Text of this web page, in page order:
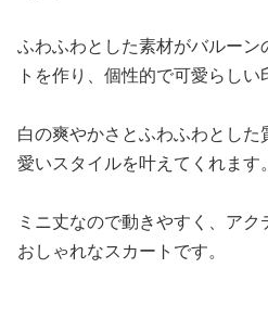
ふわふわとした素材がバルー
トを作り、個性的で可愛らしい
白の爽やかさとふわふわとし
愛いスタイルを叶えてくれます。
ミニ丈なので動きやすく、ア
おしゃれなスカートです。